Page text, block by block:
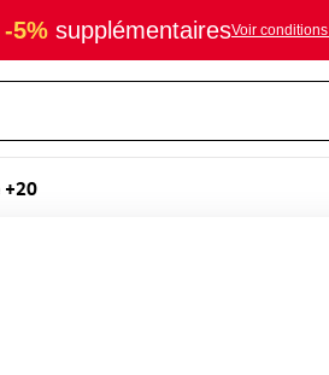
-5% supplémentairesVoir
+20